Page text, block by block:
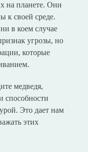
на планете. Они
к своей среде.
в коем случае
угрозы, но
которые
медведя,
способности
Это дает нам
этих